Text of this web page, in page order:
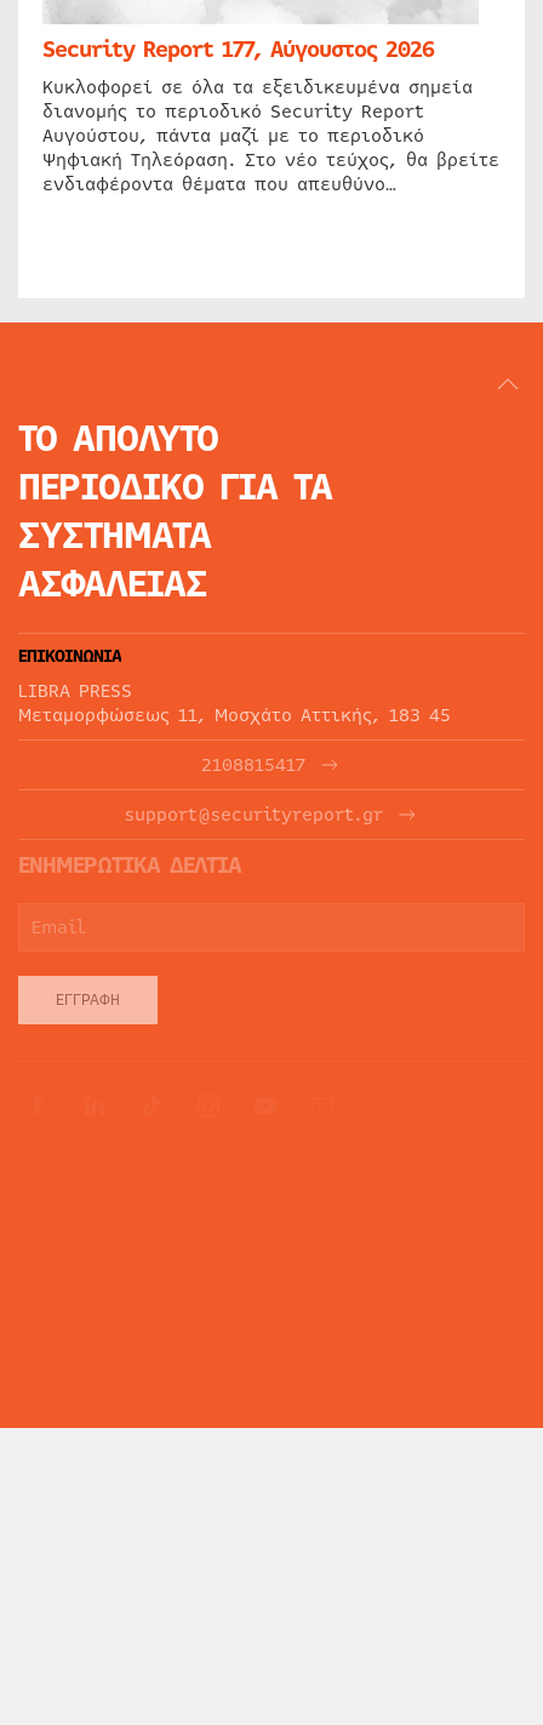
Security Report 177, Αύγουστος 2026
Κυκλοφορεί σε όλα τα εξειδικευμένα σημεία
διανομής το περιοδικό Security Report
Αυγούστου, πάντα μαζί με το περιοδικό
Ψηφιακή Τηλεόραση. Στο νέο τεύχος, θα βρείτε
ενδιαφέροντα θέματα που απευθύνο…
ΤΟ ΑΠΟΛΥΤΟ
ΠΕΡΙΟΔΙΚΟ ΓΙΑ ΤΑ
ΣΥΣΤΗΜΑΤΑ
ΑΣΦΑΛΕΙΑΣ
ΕΠΙΚΟΙΝΩΝΙΑ
LIBRA PRESS
Μεταμορφώσεως 11, Μοσχάτο Αττικής, 183 45
2108815417
support@securityreport.gr
ΕΝΗΜΕΡΩΤΙΚΑ ΔΕΛΤΙΑ
ΕΓΓΡΑΦΉ